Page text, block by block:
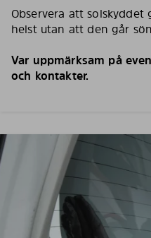
Observera att
helst utan att den går
Var uppmärksam på
och kontakter.